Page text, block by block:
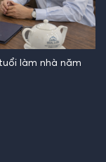
làm nhà năm